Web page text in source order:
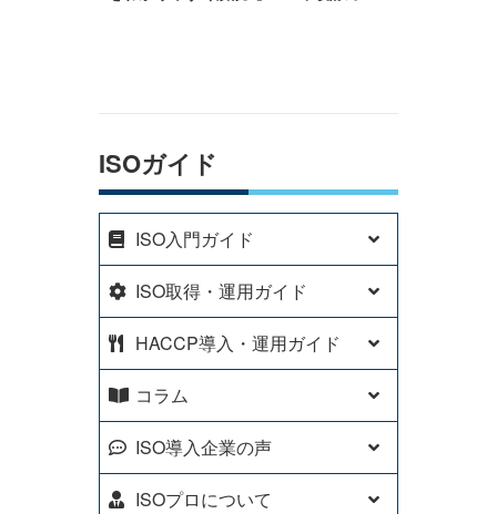
ISOガイド
ISO入門ガイド
ISO取得・運用ガイド
HACCP導入・運用ガイド
コラム
ISO導入企業の声
ISOプロについて